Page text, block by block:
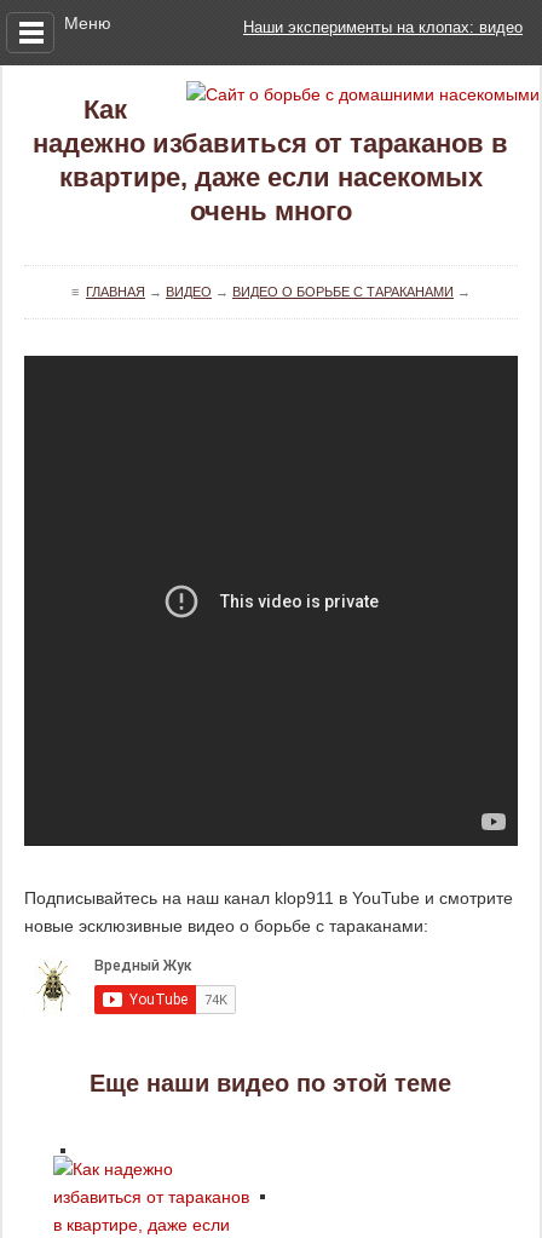
Как
надежно избавиться от тараканов в
квартире, даже если насекомых
очень много
≡ ГЛАВНАЯ → ВИДЕО → ВИДЕО О БОРЬБЕ С ТАРАКАНАМИ →
Подписывайтесь на наш канал klop911 в YouTube и смотрите
новые эсклюзивные видео о борьбе с тараканами:
Еще наши видео по этой теме
Меню Наши эксперименты на клопах: видео